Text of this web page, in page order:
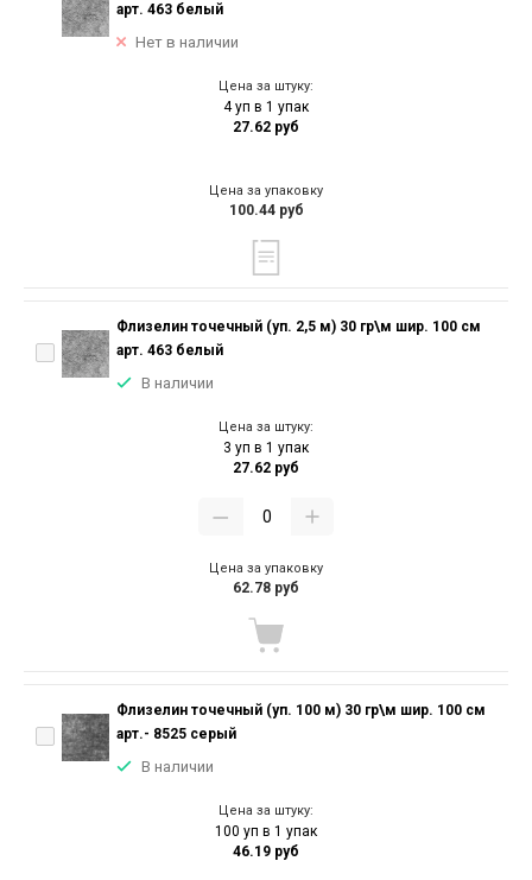
арт. 463 белый
Нет в наличии
Цена за штуку:
4 уп в 1 упак
27.62 руб
Цена за упаковку
100.44 руб
Флизелин точечный (уп. 2,5 м) 30 гр\м шир. 100 см
арт. 463 белый
В наличии
Цена за штуку:
3 уп в 1 упак
27.62 руб
Цена за упаковку
62.78 руб
Флизелин точечный (уп. 100 м) 30 гр\м шир. 100 см
арт.- 8525 серый
В наличии
Цена за штуку:
100 уп в 1 упак
46.19 руб